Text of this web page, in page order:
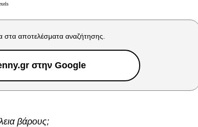
αποτελέσματα αναζήτησης.
στην Google
βάρους;